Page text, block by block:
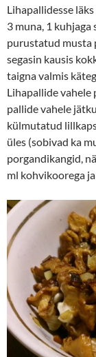
Lihapallidesse
3 muna, 1
purustatud musta
segasin kausis
taigna valmis
Lihapallide
pallide vahele
külmutatud
üles (sobivad ka
porgandikangid,
ml kohvikoorega